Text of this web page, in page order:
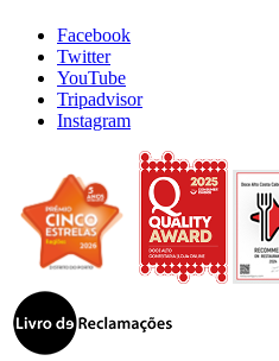
Facebook
Twitter
YouTube
Tripadvisor
Instagram